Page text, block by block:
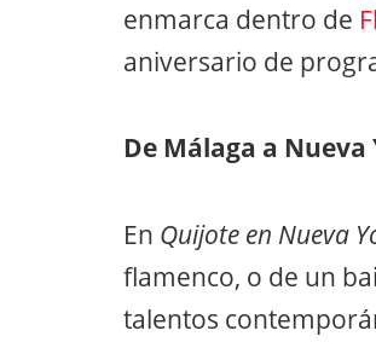
enmarca dentro de
aniversario de
De Málaga a Nueva
En Quijote en Nueva
flamenco, o de un
talentos